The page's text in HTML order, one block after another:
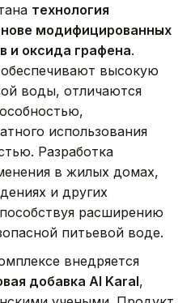
технология
модифицированных
и оксида графена.
высокую
воды, отличаются
использования
Разработка
в жилых домах,
и других
расширению
питьевой воде.
внедряется
добавка Al Karal,